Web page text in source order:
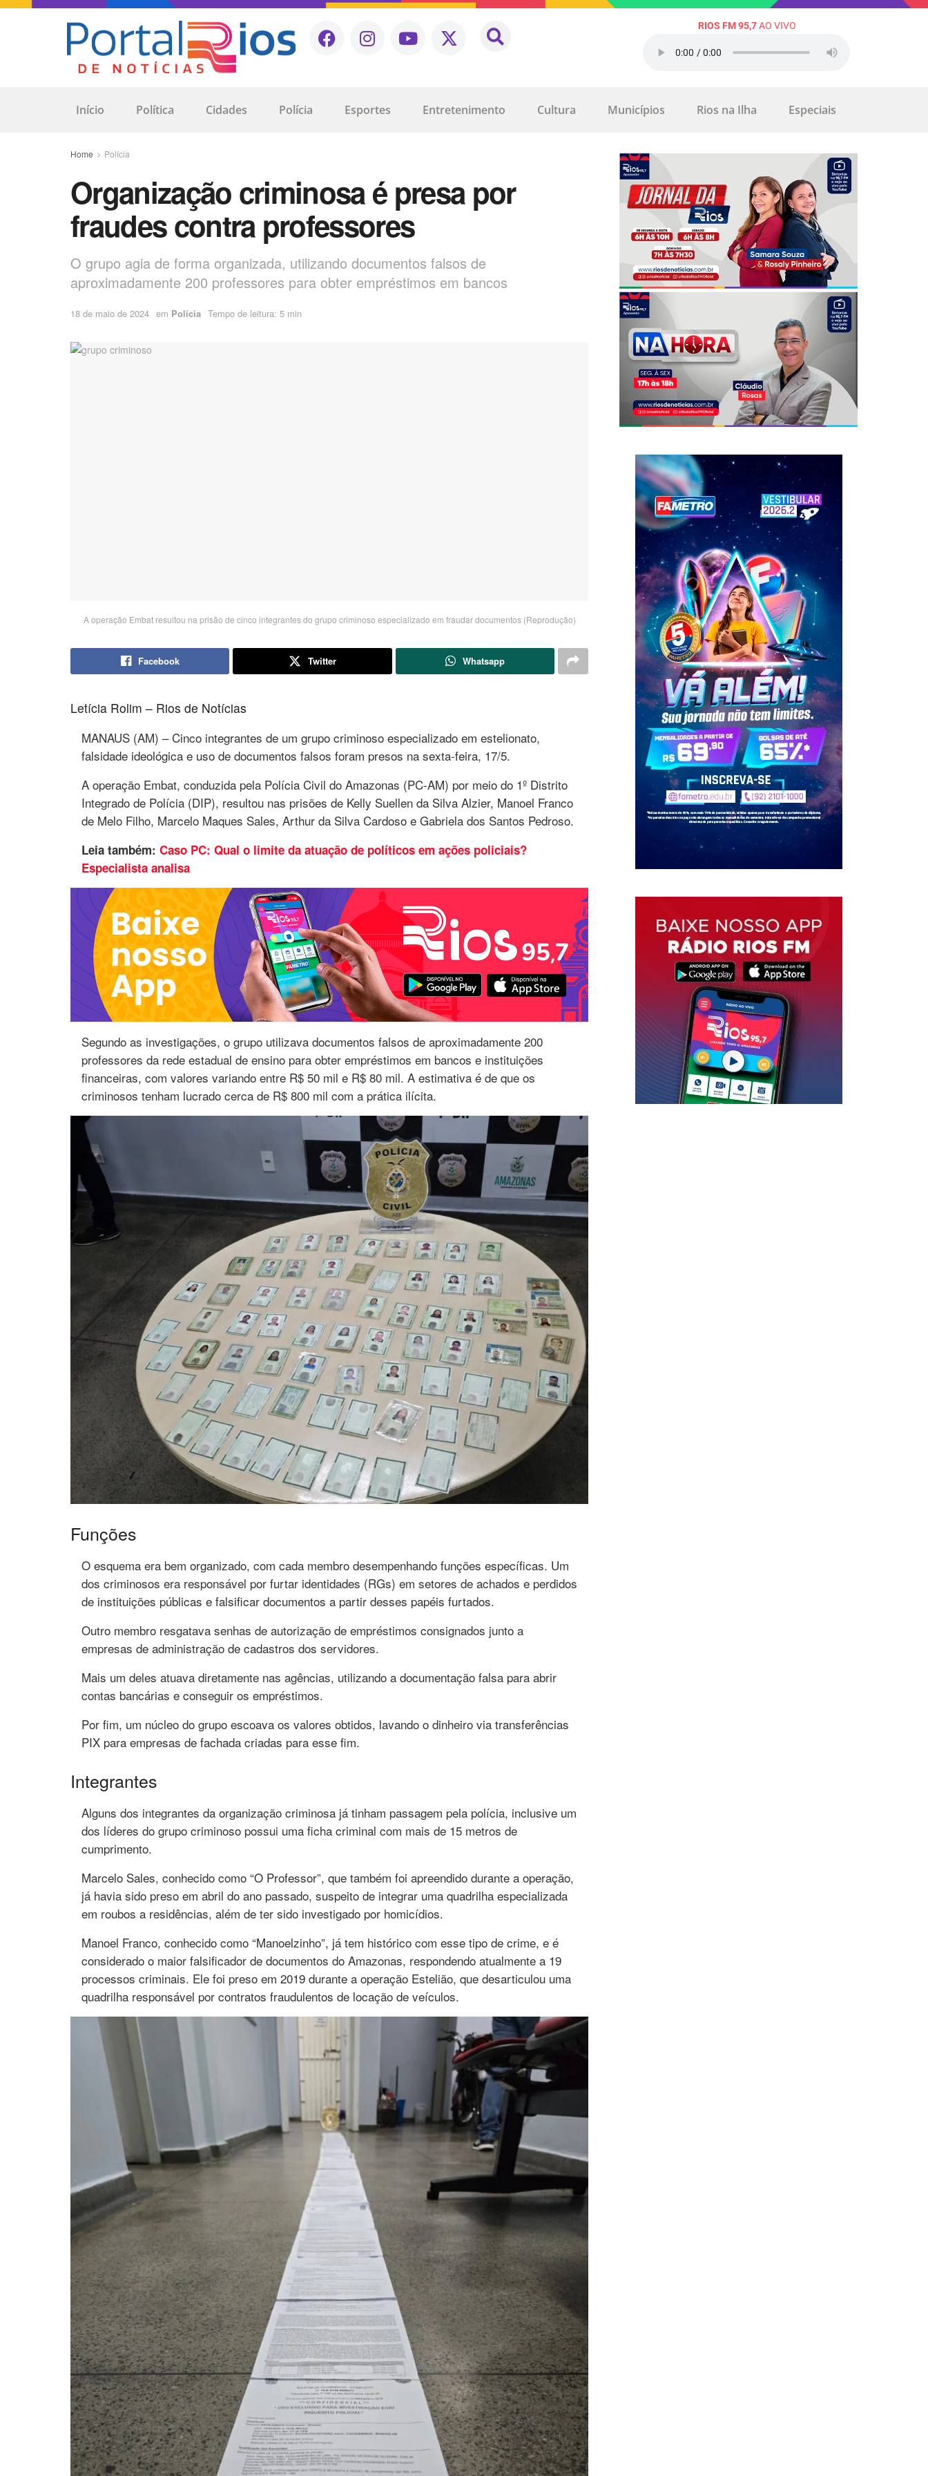
RIOS FM 95,7AO VIVO
Início Política Cidades Polícia Esportes Entretenimento Cultura Municípios Rios na Ilha Especiais
Home Polícia
Organização criminosa é presa por
fraudes contra professores
O grupo agia de forma organizada, utilizando documentos falsos de
aproximadamente 200 professores para obter empréstimos em bancos
18 de maio de 2024 em Polícia Tempo de leitura: 5 min
A operação Embat resultou na prisão de cinco integrantes do grupo criminoso especializado em fraudar documentos (Reprodução)
Facebook Twitter Whatsapp
Letícia Rolim – Rios de Notícias
MANAUS (AM) – Cinco integrantes de um grupo criminoso especializado em estelionato,
falsidade ideológica e uso de documentos falsos foram presos na sexta-feira, 17/5.
A operação Embat, conduzida pela Polícia Civil do Amazonas (PC-AM) por meio do 1º Distrito
Integrado de Polícia (DIP), resultou nas prisões de Kelly Suellen da Silva Alzier, Manoel Franco
de Melo Filho, Marcelo Maques Sales, Arthur da Silva Cardoso e Gabriela dos Santos Pedroso.
Leia também: Caso PC: Qual o limite da atuação de políticos em ações policiais?
Especialista analisa
Segundo as investigações, o grupo utilizava documentos falsos de aproximadamente 200
professores da rede estadual de ensino para obter empréstimos em bancos e instituições
financeiras, com valores variando entre R$ 50 mil e R$ 80 mil. A estimativa é de que os
criminosos tenham lucrado cerca de R$ 800 mil com a prática ilícita.
Funções
O esquema era bem organizado, com cada membro desempenhando funções específicas. Um
dos criminosos era responsável por furtar identidades (RGs) em setores de achados e perdidos
de instituições públicas e falsificar documentos a partir desses papéis furtados.
Outro membro resgatava senhas de autorização de empréstimos consignados junto a
empresas de administração de cadastros dos servidores.
Mais um deles atuava diretamente nas agências, utilizando a documentação falsa para abrir
contas bancárias e conseguir os empréstimos.
Por fim, um núcleo do grupo escoava os valores obtidos, lavando o dinheiro via transferências
PIX para empresas de fachada criadas para esse fim.
Integrantes
Alguns dos integrantes da organização criminosa já tinham passagem pela polícia, inclusive um
dos líderes do grupo criminoso possui uma ficha criminal com mais de 15 metros de
cumprimento.
Marcelo Sales, conhecido como “O Professor”, que também foi apreendido durante a operação,
já havia sido preso em abril do ano passado, suspeito de integrar uma quadrilha especializada
em roubos a residências, além de ter sido investigado por homicídios.
Manoel Franco, conhecido como “Manoelzinho”, já tem histórico com esse tipo de crime, e é
considerado o maior falsificador de documentos do Amazonas, respondendo atualmente a 19
processos criminais. Ele foi preso em 2019 durante a operação Estelião, que desarticulou uma
quadrilha responsável por contratos fraudulentos de locação de veículos.